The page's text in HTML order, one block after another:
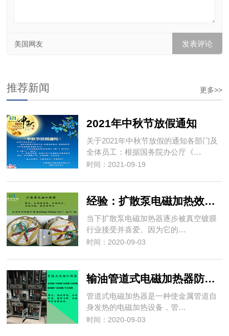
美国网友
更多>>
推荐新闻
2021年中秋节放假通知
关于2021年中秋节放假的通知各部门及
全体员工：根据国务院办公厅《…
时间：2021-09-19
经验：扩散泵电磁加热效果怎样？
当下扩散泵电磁加热器逐步被真空镀膜
行业接受并喜爱。因为它的…
时间：2020-09-03
输油管道式电磁加热器防爆要求
管道式电磁加热器是一种使金属管道自
身发热的电磁加热设备，管…
时间：2020-09-03